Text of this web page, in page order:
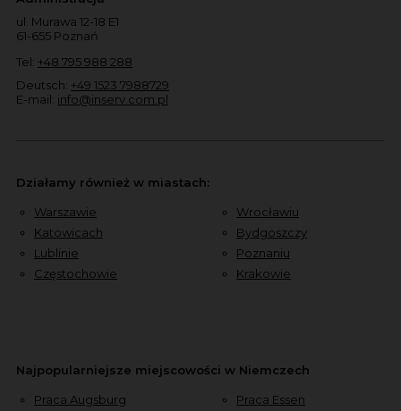
ul. Murawa 12-18 E1
61-655 Poznań
Tel: +48 795 988 288
Deutsch: +49 1523 7988729
E-mail: info@inserv.com.pl
Działamy również w miastach:
Warszawie
Katowicach
Lublinie
Częstochowie
Wrocławiu
Bydgoszczy
Poznaniu
Krakowie
Najpopularniejsze miejscowości w Niemczech
Praca Augsburg
Praca Essen